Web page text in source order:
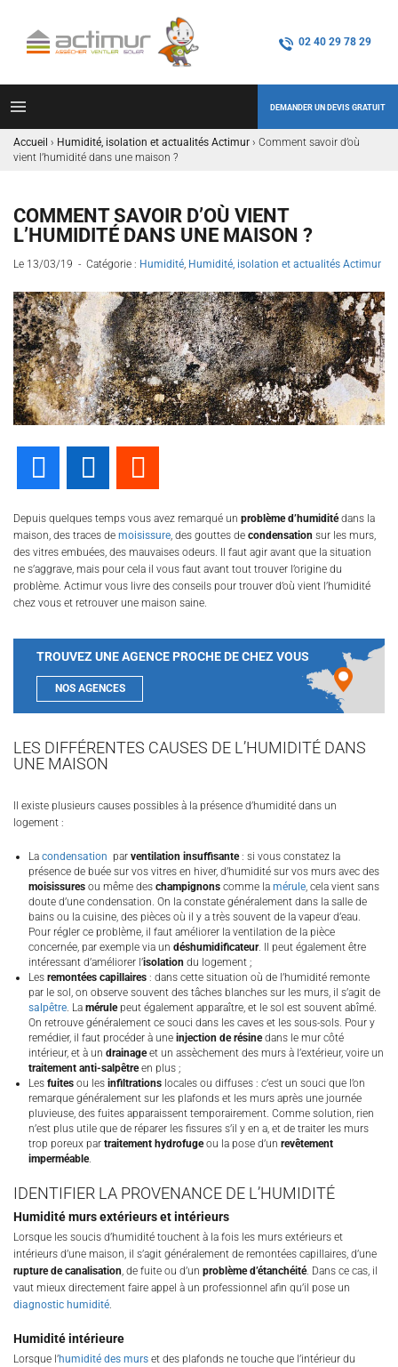
02 40 29 78 29
DEMANDER UN DEVIS GRATUIT
Accueil › Humidité, isolation et actualités Actimur › Comment savoir d’où
vient l’humidité dans une maison ?
COMMENT SAVOIR D’OÙ VIENT
L’HUMIDITÉ DANS UNE MAISON ?
Le 13/03/19 - Catégorie : Humidité, Humidité, isolation et actualités Actimur
Depuis quelques temps vous avez remarqué un problème d’humiditédans la
maison, des traces de moisissure, des gouttes de condensation sur les murs,
des vitres embuées, des mauvaises odeurs. Il faut agir avant que la situation
ne s’aggrave, mais pour cela il vous faut avant tout trouver l’origine du
problème. Actimur vous livre des conseils pour trouver d’où vient l’humidité
chez vous et retrouver une maison saine.
TROUVEZ UNE AGENCE PROCHE DE CHEZ VOUS
NOS AGENCES
LES DIFFÉRENTES CAUSES DE L’HUMIDITÉ DANS
UNE MAISON
Il existe plusieurs causes possibles à la présence d’humidité dans un
logement :
La condensation par ventilation insuffisante: si vous constatez la
présence de buée sur vos vitres en hiver, d’humidité sur vos murs avec des
moisissuresou même des champignonscomme la mérule, cela vient sans
doute d’une condensation. On la constate généralement dans la salle de
bains ou la cuisine, des pièces où il y a très souvent de la vapeur d’eau.
Pour régler ce problème, il faut améliorer la ventilation de la pièce
concernée, par exemple via un déshumidificateur. Il peut également être
intéressant d’améliorer l’isolation du logement ;
Les remontées capillaires: dans cette situation où de l’humidité remonte
par le sol, on observe souvent des tâches blanches sur les murs, il s’agit de
salpêtre. La mérulepeut également apparaître, et le sol est souvent abîmé.
On retrouve généralement ce souci dans les caves et les sous-sols. Pour y
remédier, il faut procéder à une injection de résinedans le mur côté
intérieur, et à un drainageet un assèchement des murs à l’extérieur, voire un
traitement anti-salpêtreen plus ;
Les fuitesou les infiltrationslocales ou diffuses : c’est un souci que l’on
remarque généralement sur les plafonds et les murs après une journée
pluvieuse, des fuites apparaissent temporairement. Comme solution, rien
n’est plus utile que de réparer les fissures s’il y en a, et de traiter les murs
trop poreux par traitement hydrofugeou la pose d’un revêtement
imperméable.
IDENTIFIER LA PROVENANCE DE L’HUMIDITÉ
Humidité murs extérieurs et intérieurs
Lorsque les soucis d’humidité touchent à la fois les murs extérieurs et
intérieurs d’une maison, il s’agit généralement de remontées capillaires, d’une
rupture de canalisation, de fuite ou d’un problème d’étanchéité. Dans ce cas, il
vaut mieux directement faire appel à un professionnel afin qu’il pose un
diagnostic humidité.
Humidité intérieure
Lorsque l’humidité des murs et des plafonds ne touche que l’intérieur du